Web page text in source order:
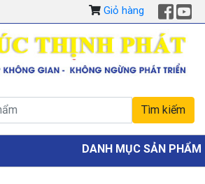
Giỏ hàng
DANH MỤC SẢN PHẨM